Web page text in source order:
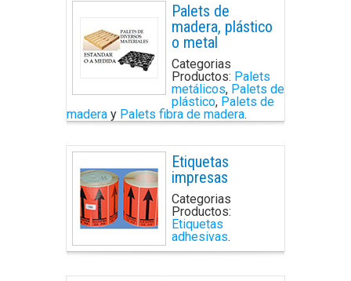
Palets de
madera, plástico
o metal
Categorias
Productos: Palets
metálicos, Palets de
plástico, Palets de
madera y Palets fibra de madera.
Etiquetas
impresas
Categorias
Productos:
Etiquetas
adhesivas.